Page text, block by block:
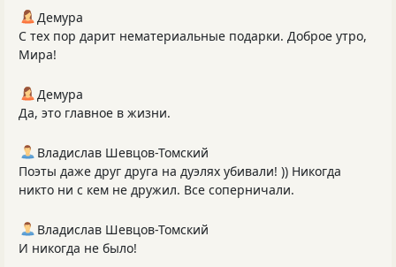
Демура
С тех пор дарит нематериальные подарки. Доброе утро,
Мира!
Демура
Да, это главное в жизни.
Владислав Шевцов-Томский
Поэты даже друг друга на дуэлях убивали! )) Никогда
никто ни с кем не дружил. Все соперничали.
Владислав Шевцов-Томский
И никогда не было!